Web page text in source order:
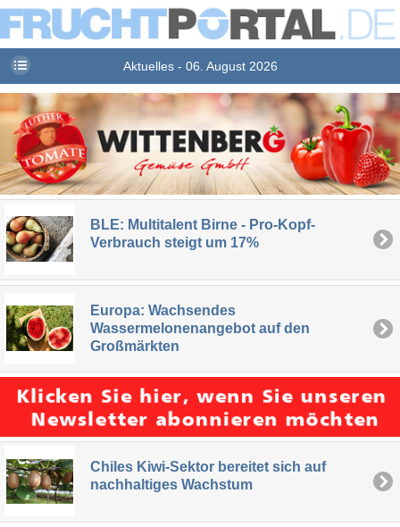
Aktuelles - 06. August 2026
BLE: Multitalent Birne - Pro-Kopf-
Verbrauch steigt um 17%
Europa: Wachsendes
Wassermelonenangebot auf den
Großmärkten
Chiles Kiwi-Sektor bereitet sich auf
nachhaltiges Wachstum